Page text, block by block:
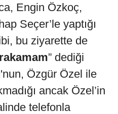
Engin Özkoç,
Seçer’le yaptığı
bu ziyarette de
” dediği
Özgür Özel ile
ancak Özel’in
telefonla